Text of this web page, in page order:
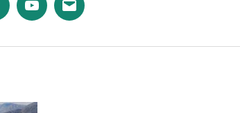
YouTubeCorreo